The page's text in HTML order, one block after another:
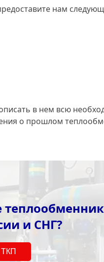
нам
в нем всю
о прошлом
и СНГ?
ТКП